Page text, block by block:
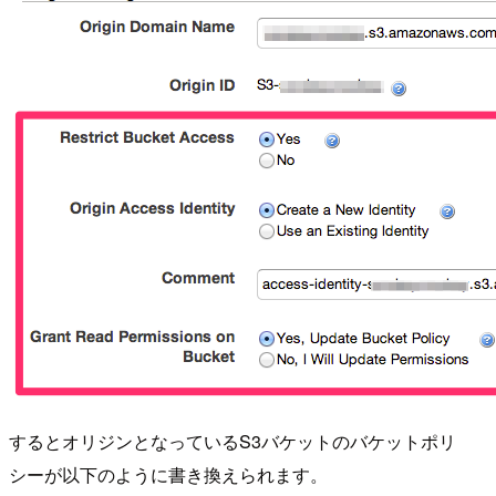
するとオリジンとなっているS3バケットのバケットポリ
シーが以下のように書き換えられます。